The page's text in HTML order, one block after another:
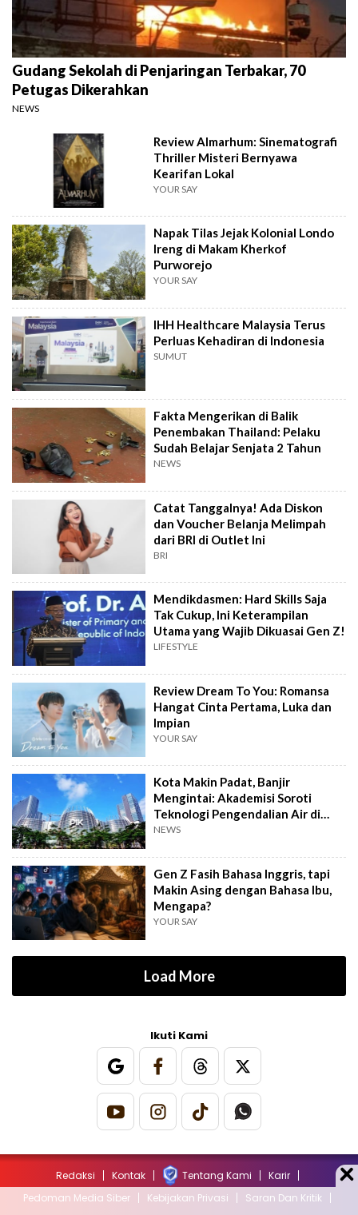
Gudang Sekolah di Penjaringan Terbakar, 70
Petugas Dikerahkan
NEWS
Review Almarhum: Sinematografi
Thriller Misteri Bernyawa
Kearifan Lokal
YOUR SAY
Napak Tilas Jejak Kolonial Londo
Ireng di Makam Kherkof
Purworejo
YOUR SAY
IHH Healthcare Malaysia Terus
Perluas Kehadiran di Indonesia
SUMUT
Fakta Mengerikan di Balik
Penembakan Thailand: Pelaku
Sudah Belajar Senjata 2 Tahun
NEWS
Catat Tanggalnya! Ada Diskon
dan Voucher Belanja Melimpah
dari BRI di Outlet Ini
BRI
Mendikdasmen: Hard Skills Saja
Tak Cukup, Ini Keterampilan
Utama yang Wajib Dikuasai Gen Z!
LIFESTYLE
Review Dream To You: Romansa
Hangat Cinta Pertama, Luka dan
Impian
YOUR SAY
Kota Makin Padat, Banjir
Mengintai: Akademisi Soroti
Teknologi Pengendalian Air di
PIK2
NEWS
Gen Z Fasih Bahasa Inggris, tapi
Makin Asing dengan Bahasa Ibu,
Mengapa?
YOUR SAY
Load More
Ikuti Kami
Redaksi Kontak Tentang Kami
Karir
Pedoman Media Siber
Kebijakan Privasi
Saran Dan Kritik